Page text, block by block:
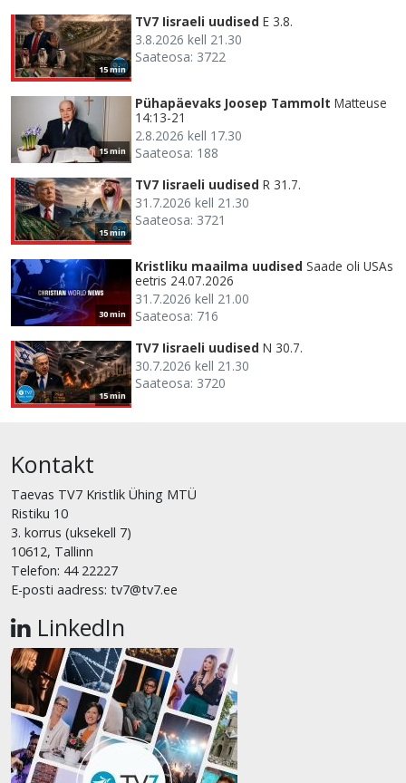
15 min
TV7 Iisraeli uudised E 3.8.
3.8.2026 kell 21.30
Saateosa: 3722
15 min
Pühapäevaks Joosep Tammolt Matteuse
14:13-21
2.8.2026 kell 17.30
Saateosa: 188
15 min
TV7 Iisraeli uudised R 31.7.
31.7.2026 kell 21.30
Saateosa: 3721
30 min
Kristliku maailma uudised Saade oli USAs
eetris 24.07.2026
31.7.2026 kell 21.00
Saateosa: 716
15 min
TV7 Iisraeli uudised N 30.7.
30.7.2026 kell 21.30
Saateosa: 3720
Kontakt
Taevas TV7 Kristlik Ühing MTÜ
Ristiku 10
3. korrus (uksekell 7)
10612, Tallinn
Telefon: 44 22227
E-posti aadress: tv7@tv7.ee
LinkedIn